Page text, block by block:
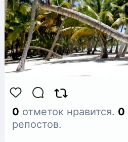
0 отметок нравится. 0
репостов.